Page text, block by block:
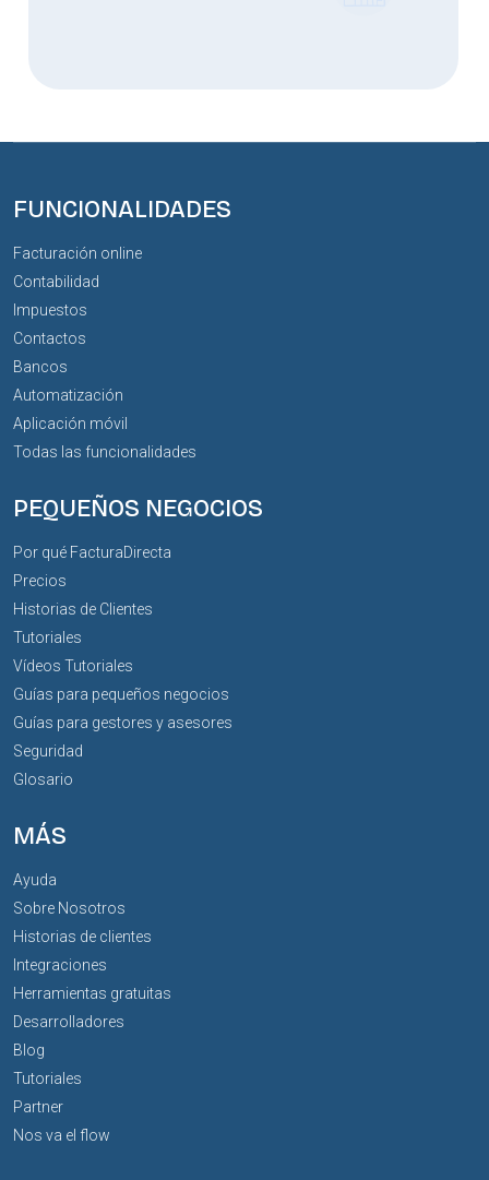
FUNCIONALIDADES
Facturación online
Contabilidad
Impuestos
Contactos
Bancos
Automatización
Aplicación móvil
Todas las funcionalidades
PEQUEÑOS NEGOCIOS
Por qué FacturaDirecta
Precios
Historias de Clientes
Tutoriales
Vídeos Tutoriales
Guías para pequeños negocios
Guías para gestores y asesores
Seguridad
Glosario
MÁS
Ayuda
Sobre Nosotros
Historias de clientes
Integraciones
Herramientas gratuitas
Desarrolladores
Blog
Tutoriales
Partner
Nos va el flow